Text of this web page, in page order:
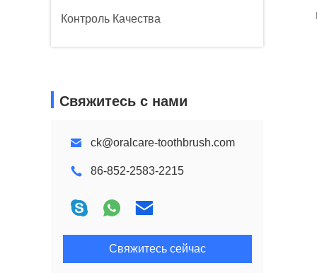
Контроль Качества
Свяжитесь с нами
ck@oralcare-toothbrush.com
86-852-2583-2215
Свяжитесь сейчас